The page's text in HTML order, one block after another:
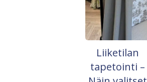
Liiketilan
tapetointi –